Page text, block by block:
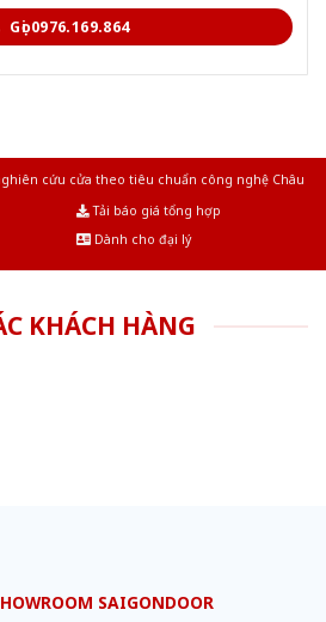
Gọi 0976.169.864
cứu cửa theo tiêu chuẩn công nghệ Châu
Tải báo giá tổng hợp
Dành cho đại lý
KHÁCH HÀNG
SAIGONDOOR